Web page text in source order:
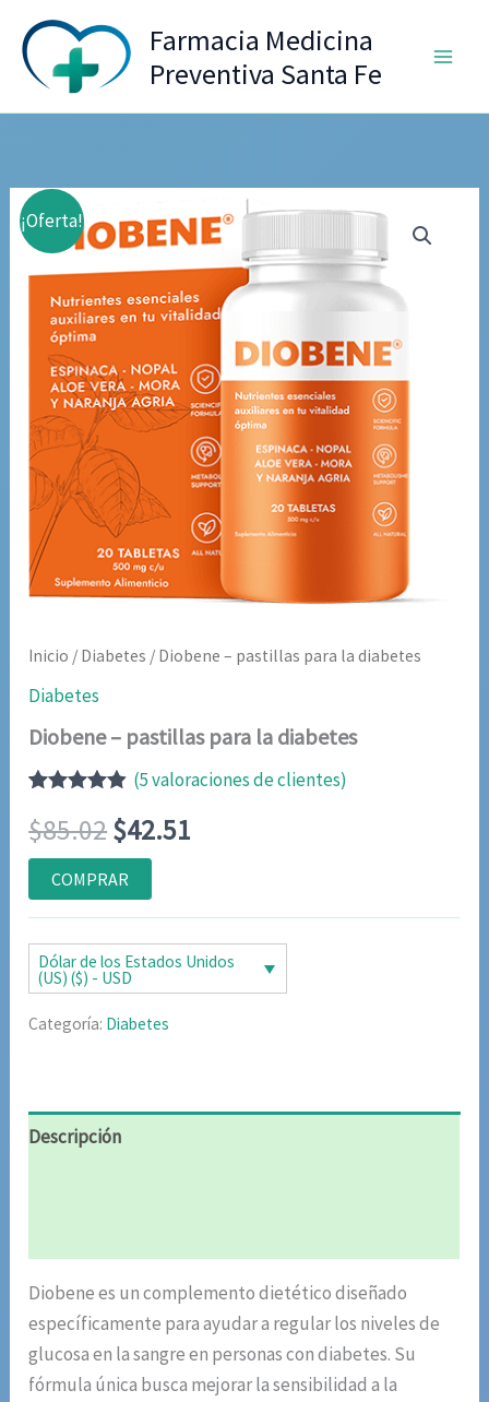
contenido
Farmacia Medicina
Preventiva Santa Fe
¡Oferta!
Inicio / Diabetes / Diobene – pastillas para la diabetes
Diabetes
Diobene – pastillas para la diabetes
con4.80de
5 en base
a
valoraciones
de clientes
(5valoraciones de clientes)
$85.02El
precio
original
era:
$85.02.
$42.51
actual
es:
COMPRAR
Dólar de los Estados Unidos
(US) ($) - USD
Categoría: Diabetes
Descripción
Diobene es un complemento dietético diseñado
específicamente para ayudar a regular los niveles de
glucosa en la sangre en personas con diabetes. Su
fórmula única busca mejorar la sensibilidad a la